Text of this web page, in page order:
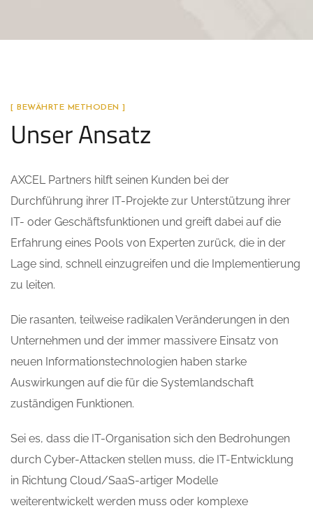
[ BEWÄHRTE METHODEN ]
Unser Ansatz
AXCEL Partners hilft seinen Kunden bei der
Durchführung ihrer IT-Projekte zur Unterstützung ihrer
IT- oder Geschäftsfunktionen und greift dabei auf die
Erfahrung eines Pools von Experten zurück, die in der
Lage sind, schnell einzugreifen und die Implementierung
zu leiten.
Die rasanten, teilweise radikalen Veränderungen in den
Unternehmen und der immer massivere Einsatz von
neuen Informationstechnologien haben starke
Auswirkungen auf die für die Systemlandschaft
zuständigen Funktionen.
Sei es, dass die IT-Organisation sich den Bedrohungen
durch Cyber-Attacken stellen muss, die IT-Entwicklung
in Richtung Cloud/SaaS-artiger Modelle
weiterentwickelt werden muss oder komplexe